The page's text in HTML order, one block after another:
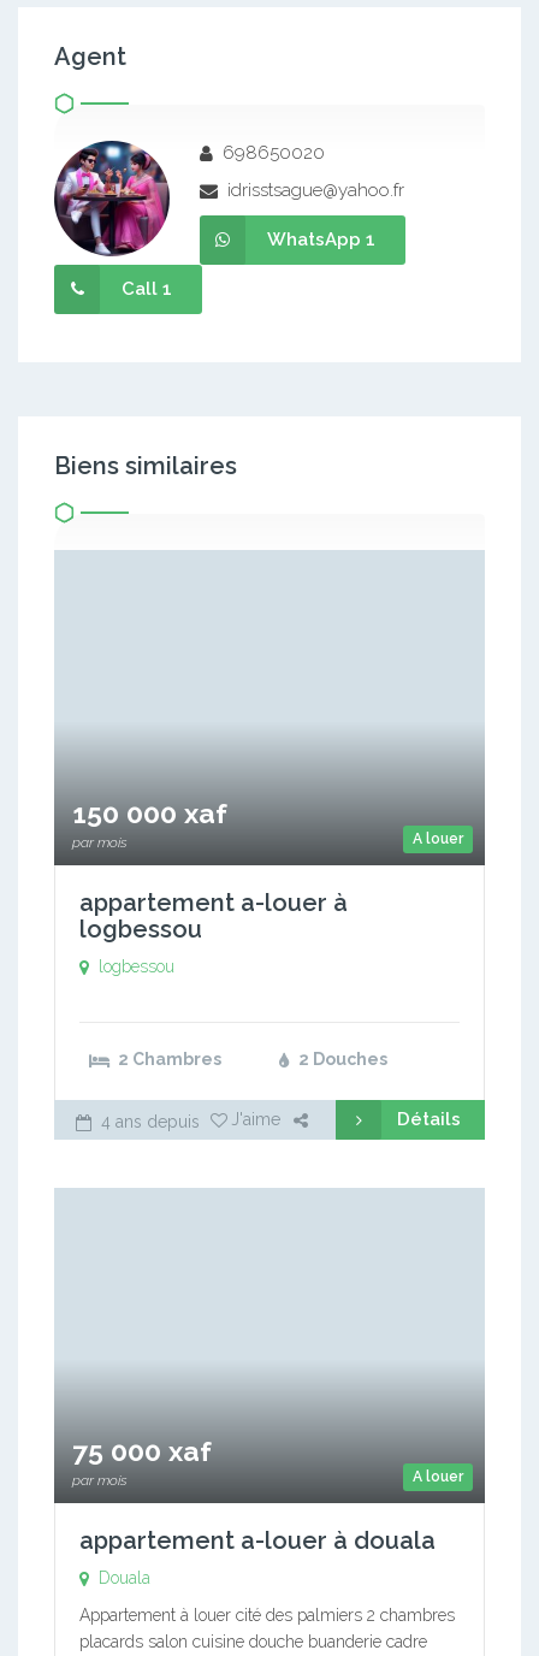
Agent
698650020
idrisstsague@yahoo.fr
WhatsApp 1
Call 1
Biens similaires
A louer
150 000 xaf
par mois
appartement a-louer à
logbessou
logbessou
2 Chambres 2 Douches
4 ans depuis J'aime Détails
A louer
75 000 xaf
par mois
appartement a-louer à douala
Douala
Appartement à louer cité des palmiers 2 chambres
placards salon cuisine douche buanderie cadre